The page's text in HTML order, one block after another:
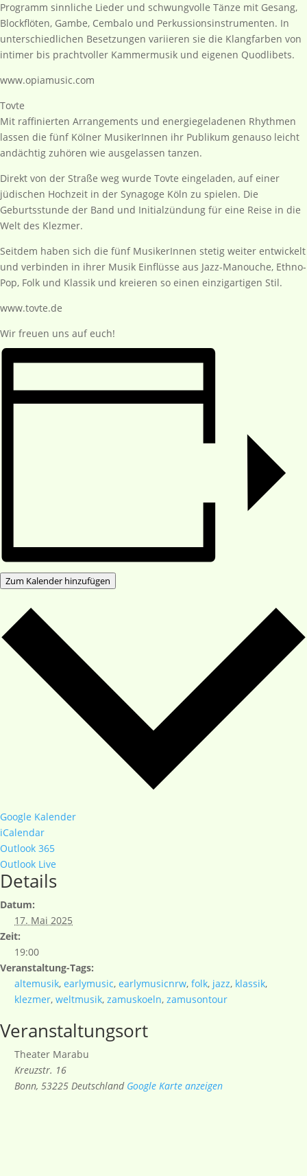
Programm sinnliche Lieder und schwungvolle Tänze mit Gesang,
Blockflöten, Gambe, Cembalo und Perkussionsinstrumenten. In
unterschiedlichen Besetzungen variieren sie die Klangfarben von
intimer bis prachtvoller Kammermusik und eigenen Quodlibets.
www.opiamusic.com
Tovte
Mit raffinierten Arrangements und energiegeladenen Rhythmen
lassen die fünf Kölner MusikerInnen ihr Publikum genauso leicht
andächtig zuhören wie ausgelassen tanzen.
Direkt von der Straße weg wurde Tovte eingeladen, auf einer
jüdischen Hochzeit in der Synagoge Köln zu spielen. Die
Geburtsstunde der Band und Initialzündung für eine Reise in die
Welt des Klezmer.
Seitdem haben sich die fünf MusikerInnen stetig weiter entwickelt
und verbinden in ihrer Musik Einflüsse aus Jazz-Manouche, Ethno-
Pop, Folk und Klassik und kreieren so einen einzigartigen Stil.
www.tovte.de
Wir freuen uns auf euch!
Zum Kalender hinzufügen
Google Kalender
iCalendar
Outlook 365
Outlook Live
Details
Datum:
17. Mai 2025
Zeit:
19:00
Veranstaltung-Tags:
altemusik, earlymusic, earlymusicnrw, folk, jazz, klassik,
klezmer, weltmusik, zamuskoeln, zamusontour
Veranstaltungsort
Theater Marabu
Kreuzstr. 16
Bonn, 53225 Deutschland Google Karte anzeigen